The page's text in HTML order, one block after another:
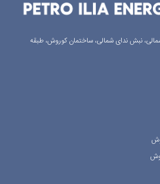
شمالی، نبش ندای شمالی، ساختمان کوروش، طبقه